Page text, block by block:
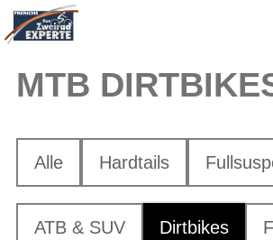
MTB
Alle Hardtails
ATB & SUV Dirtbikes